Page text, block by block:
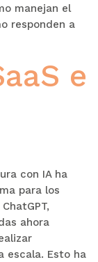
manejan el
responden a
e
con IA ha
para los
ahora
escala. Esto ha